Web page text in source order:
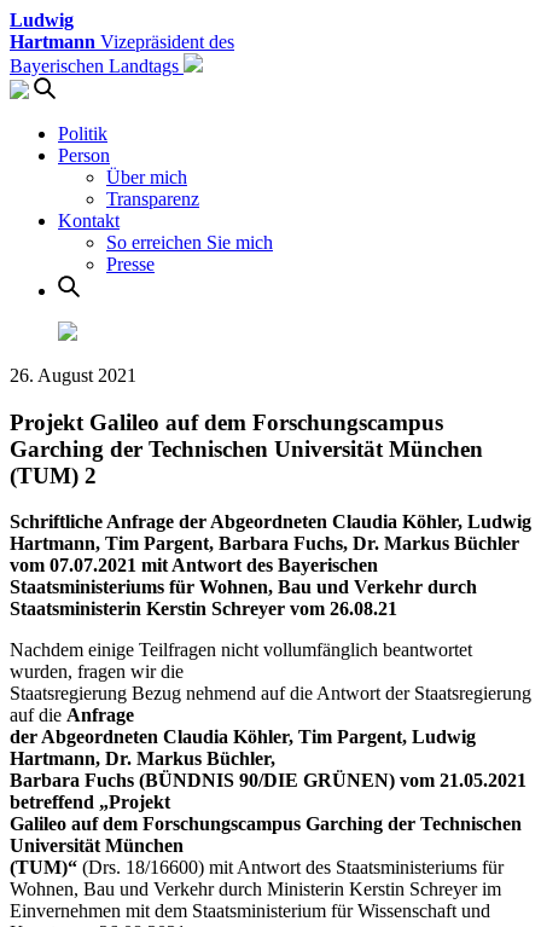
Ludwig
Hartmann Vizepräsident des
Bayerischen Landtags
Politik
Person
Über mich
Transparenz
Kontakt
So erreichen Sie mich
Presse
26. August 2021
Projekt Galileo auf dem Forschungscampus
Garching der Technischen Universität München
(TUM) 2
Schriftliche Anfrage der Abgeordneten Claudia Köhler, Ludwig
Hartmann, Tim Pargent, Barbara Fuchs, Dr. Markus Büchler
vom 07.07.2021 mit Antwort des Bayerischen
Staatsministeriums für Wohnen, Bau und Verkehr durch
Staatsministerin Kerstin Schreyer vom 26.08.21
Nachdem einige Teilfragen nicht vollumfänglich beantwortet
wurden, fragen wir die
Staatsregierung Bezug nehmend auf die Antwort der Staatsregierung
auf die Anfrage
der Abgeordneten Claudia Köhler, Tim Pargent, Ludwig
Hartmann, Dr. Markus Büchler,
Barbara Fuchs (BÜNDNIS 90/DIE GRÜNEN) vom 21.05.2021
betreffend „Projekt
Galileo auf dem Forschungscampus Garching der Technischen
Universität München
(TUM)“ (Drs. 18/16600) mit Antwort des Staatsministeriums für
Wohnen, Bau und Verkehr durch Ministerin Kerstin Schreyer im
Einvernehmen mit dem Staatsministerium für Wissenschaft und